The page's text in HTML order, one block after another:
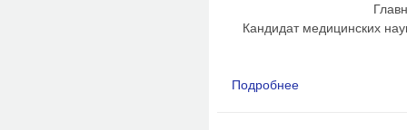
Кандидат медицинских
Подробнее